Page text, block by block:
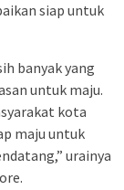
siap untuk
banyak yang
untuk maju.
kota
maju untuk
urainya